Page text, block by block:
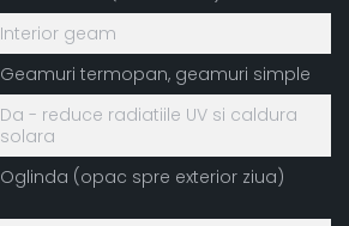
Interior geam
Geamuri termopan, geamuri simple
Da - reduce radiatiile UV si caldura
solara
Oglinda (opac spre exterior ziua)